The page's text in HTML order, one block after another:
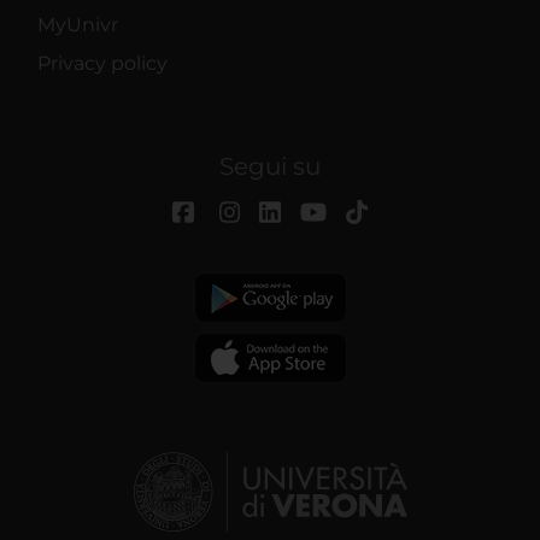
MyUnivr
Privacy policy
Segui su